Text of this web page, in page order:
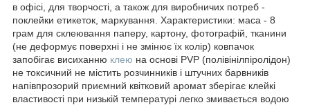
в офісі, для творчості, а також для виробничих потреб -
поклейки етикеток, маркування. Характеристики: маса - 8
грам для склеювання паперу, картону, фотографій, тканини
(не деформує поверхні і не змінює їх колір) ковпачок
запобігає висиханню клею на основі PVР (полівінілпіролідон)
не токсичний не містить розчинників і штучних барвників
напівпрозорий приємний квітковий аромат зберігає клейкі
властивості при низькій температурі легко змивається водою